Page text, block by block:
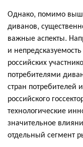
Однако, помимо
диванов,
важные аспекты.
и
российских
потребителями
стран
российского
технологические
значительное
отдельный сегмент